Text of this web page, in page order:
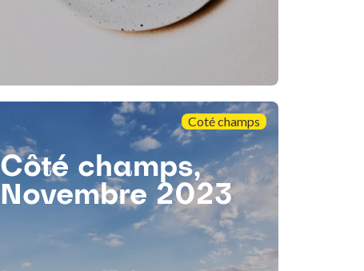
Coté champs
Côté champs,
Novembre 2023